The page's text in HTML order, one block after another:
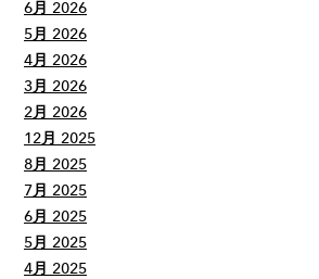
6月 2026
5月 2026
4月 2026
3月 2026
2月 2026
12月 2025
8月 2025
7月 2025
6月 2025
5月 2025
4月 2025